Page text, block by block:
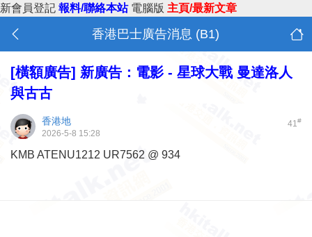
新會員登記 報料/聯絡本站 電腦版 主頁/最新文章
香港巴士廣告消息 (B1)
[橫額廣告] 新廣告：電影 - 星球大戰 曼達洛人
與古古
41#
香港地
2026-5-8 15:28
KMB ATENU1212 UR7562 @ 934